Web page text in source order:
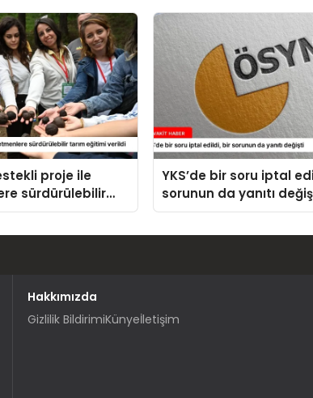
proje ile
sürdürülebilir
verildi
YKS’de bir soru iptal
sorunun da yanıtı
Hakkımızda
Gizlilik BildirimiKünyeİletişim